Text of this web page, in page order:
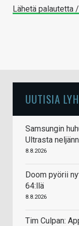
Lähetä palautetta
UUTISIA
Samsungin
Ultrasta
8.8.2026
Doom pyörii
64:llä
8.8.2026
Tim Culpan: